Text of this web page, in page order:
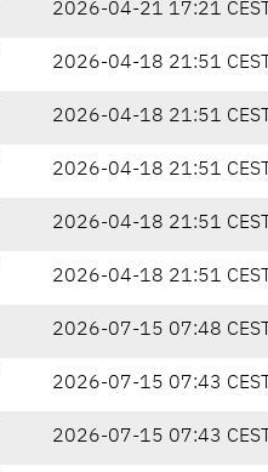
2026-04-21 17:21 CEST
2026-04-18 21:51 CEST
2026-04-18 21:51 CEST
2026-04-18 21:51 CEST
2026-04-18 21:51 CEST
2026-04-18 21:51 CEST
2026-07-15 07:48 CEST
2026-07-15 07:43 CEST
2026-07-15 07:43 CEST